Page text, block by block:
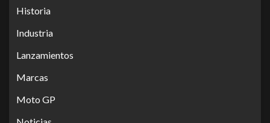
Historia
Industria
Lanzamientos
Marcas
Moto GP